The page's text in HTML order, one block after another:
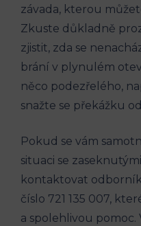
závada, kterou
Zkuste důkladně
zjistit, zda se
brání v plynulém
něco podezřelého,
snažte se překážku
Pokud se vám
situaci se
kontaktovat
číslo 721 135 007,
a spolehlivou